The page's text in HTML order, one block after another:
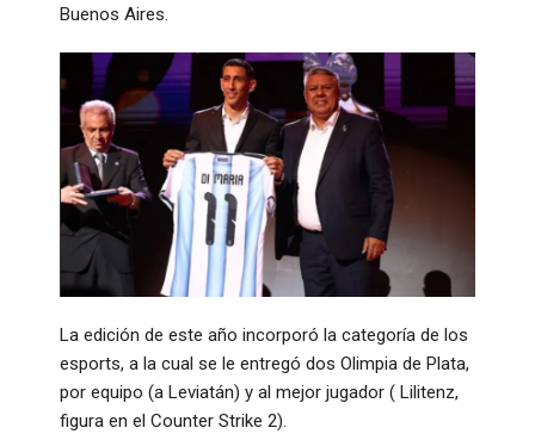
Buenos Aires.
La edición de este año incorporó la categoría de los
esports, a la cual se le entregó dos Olimpia de Plata,
por equipo (a Leviatán) y al mejor jugador ( Lilitenz,
figura en el Counter Strike 2).